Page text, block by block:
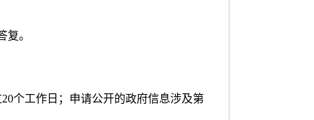
。
个工作日；申请公开的政府信息涉及第